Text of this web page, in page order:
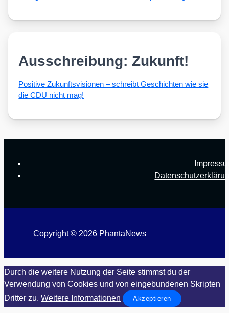
Ausschreibung: Zukunft!
Posi­ti­ve Zukunfts­vi­sio­nen – schreibt Geschich­ten wie sie
die CDU nicht mag!
Copyright © 2026 PhantaNews
Durch die weitere Nutzung der Seite stimmst du der
Verwendung von Cookies und von eingebundenen Skripten
Dritter zu. Weitere Informationen Akzeptieren